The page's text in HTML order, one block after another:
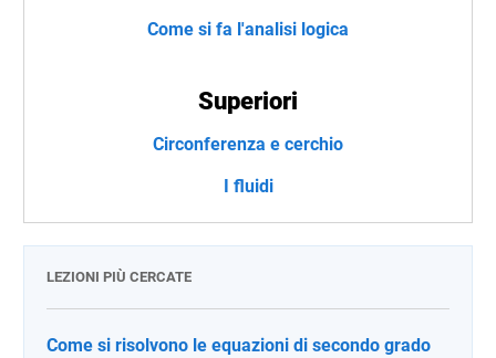
Come si fa l'analisi logica
Superiori
Circonferenza e cerchio
I fluidi
LEZIONI PIÙ CERCATE
Come si risolvono le equazioni di secondo grado